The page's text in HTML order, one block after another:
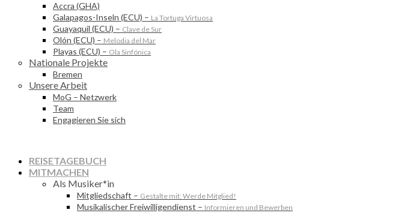
Accra (GHA)
Galapagos-Inseln (ECU) – La Tortuga Virtuosa
Guayaquil (ECU) – Clave de Sur
Olón (ECU) – Melodia del Mar
Playas (ECU) – Ola Sinfónica
Nationale Projekte
Bremen
Unsere Arbeit
MoG – Netzwerk
Team
Engagieren Sie sich
REISETAGEBUCH
MITMACHEN
Als Musiker*in
Mitgliedschaft – Gestalte mit: Werde Mitglied!
Musikalischer Freiwilligendienst – Informieren und Bewerben